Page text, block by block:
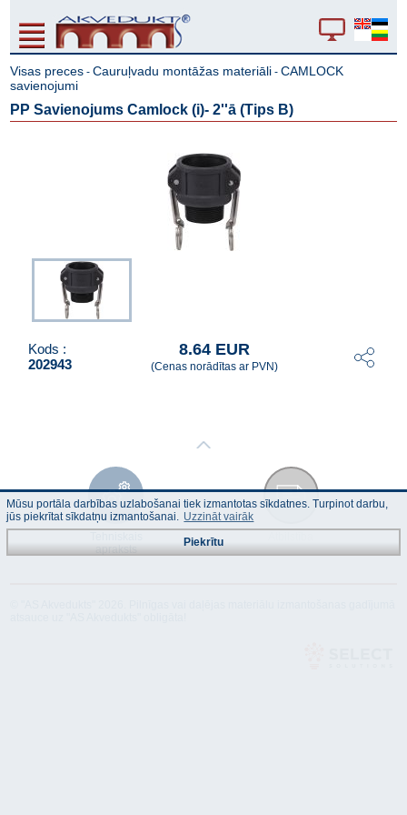
Visas preces -Cauruļvadu montāžas materiāli -CAMLOCK
savienojumi
PP Savienojums Camlock (i)- 2''ā (Tips B)
Kods :
202943
8.64 EUR
(Cenas norādītas ar PVN)
apraksts
Mūsu portāla darbības uzlabošanai tiek izmantotas sīkdatnes. Turpinot darbu,
jūs piekrītat sīkdatņu izmantošanai. Uzzināt vairāk
Piekrītu